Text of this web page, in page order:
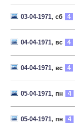
03-04-1971, сб 4
04-04-1971, вс 4
04-04-1971, вс 4
05-04-1971, пн 4
05-04-1971, пн 4